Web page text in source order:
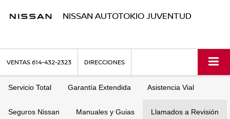
NISSAN AUTOTOKIO JUVENTUD
VENTAS614-432-2323 DIRECCIONES
Servicio Total Garantía Extendida Asistencia Vial
Seguros Nissan Manuales y Guias Llamados a Revisión